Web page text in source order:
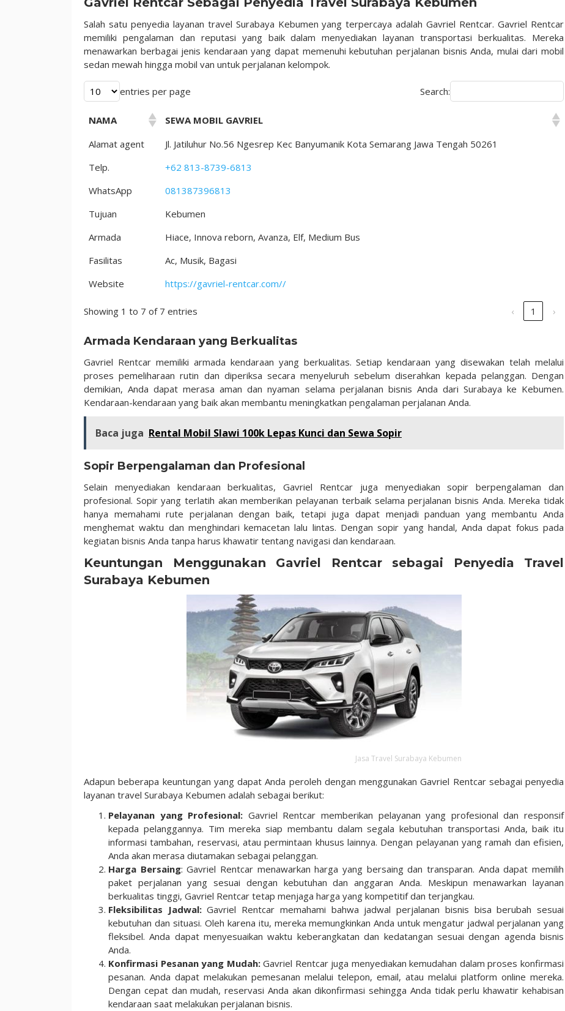
Salah satu penyedia layanan travel Surabaya Kebumen yang terpercaya adalah Gavriel Rentcar. Gavriel Rentcar
memiliki pengalaman dan reputasi yang baik dalam menyediakan layanan transportasi berkualitas. Mereka
menawarkan berbagai jenis kendaraan yang dapat memenuhi kebutuhan perjalanan bisnis Anda, mulai dari mobil
sedan mewah hingga mobil van untuk perjalanan kelompok.
entries per page Search:
NAMA
SEWA MOBIL GAVRIEL
Alamat agent
Jl. Jatiluhur No.56 Ngesrep Kec Banyumanik Kota Semarang Jawa Tengah 50261
Telp.
+62 813-8739-6813
WhatsApp
081387396813
Tujuan
Kebumen
Armada
Hiace, Innova reborn, Avanza, Elf, Medium Bus
Fasilitas
Ac, Musik, Bagasi
Website
https://gavriel-rentcar.com//
Showing 1 to 7 of 7 entries ‹ 1 ›
Armada Kendaraan yang Berkualitas
Gavriel Rentcar memiliki armada kendaraan yang berkualitas. Setiap kendaraan yang disewakan telah melalui
proses pemeliharaan rutin dan diperiksa secara menyeluruh sebelum diserahkan kepada pelanggan. Dengan
demikian, Anda dapat merasa aman dan nyaman selama perjalanan bisnis Anda dari Surabaya ke Kebumen.
Kendaraan-kendaraan yang baik akan membantu meningkatkan pengalaman perjalanan Anda.
Baca juga Rental Mobil Slawi 100k Lepas Kunci dan Sewa Sopir
Sopir Berpengalaman dan Profesional
Selain menyediakan kendaraan berkualitas, Gavriel Rentcar juga menyediakan sopir berpengalaman dan
profesional. Sopir yang terlatih akan memberikan pelayanan terbaik selama perjalanan bisnis Anda. Mereka tidak
hanya memahami rute perjalanan dengan baik, tetapi juga dapat menjadi panduan yang membantu Anda
menghemat waktu dan menghindari kemacetan lalu lintas. Dengan sopir yang handal, Anda dapat fokus pada
kegiatan bisnis Anda tanpa harus khawatir tentang navigasi dan kendaraan.
Keuntungan Menggunakan Gavriel Rentcar sebagai Penyedia Travel
Surabaya Kebumen
Jasa Travel Surabaya Kebumen
Adapun beberapa keuntungan yang dapat Anda peroleh dengan menggunakan Gavriel Rentcar sebagai penyedia
layanan travel Surabaya Kebumen adalah sebagai berikut:
Pelayanan yang Profesional: Gavriel Rentcar memberikan pelayanan yang profesional dan responsif
kepada pelanggannya. Tim mereka siap membantu dalam segala kebutuhan transportasi Anda, baik itu
informasi tambahan, reservasi, atau permintaan khusus lainnya. Dengan pelayanan yang ramah dan efisien,
Anda akan merasa diutamakan sebagai pelanggan.
Harga Bersaing: Gavriel Rentcar menawarkan harga yang bersaing dan transparan. Anda dapat memilih
paket perjalanan yang sesuai dengan kebutuhan dan anggaran Anda. Meskipun menawarkan layanan
berkualitas tinggi, Gavriel Rentcar tetap menjaga harga yang kompetitif dan terjangkau.
Fleksibilitas Jadwal:Gavriel Rentcar memahami bahwa jadwal perjalanan bisnis bisa berubah sesuai
kebutuhan dan situasi. Oleh karena itu, mereka memungkinkan Anda untuk mengatur jadwal perjalanan yang
fleksibel. Anda dapat menyesuaikan waktu keberangkatan dan kedatangan sesuai dengan agenda bisnis
Anda.
Konfirmasi Pesanan yang Mudah:Gavriel Rentcar juga menyediakan kemudahan dalam proses konfirmasi
pesanan. Anda dapat melakukan pemesanan melalui telepon, email, atau melalui platform online mereka.
Dengan cepat dan mudah, reservasi Anda akan dikonfirmasi sehingga Anda tidak perlu khawatir kehabisan
kendaraan saat melakukan perjalanan bisnis.